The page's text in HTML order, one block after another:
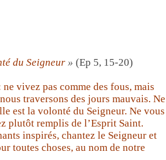
du Seigneur » (Ep 5, 15-20)
vivez pas comme des fous, mais
traversons des jours mauvais. Ne
est la volonté du Seigneur. Ne vous
plutôt remplis de l’Esprit Saint.
inspirés, chantez le Seigneur et
toutes choses, au nom de notre